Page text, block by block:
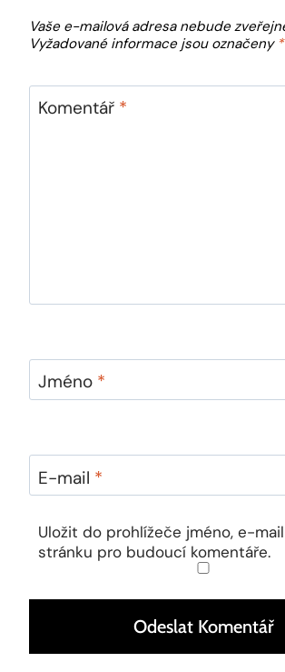
Vaše e-mailová adresa nebude
Vyžadované informace jsou označeny *
Komentář *
Jméno *
E-mail *
Uložit do prohlížeče jméno, e-
stránku pro budoucí komentáře.